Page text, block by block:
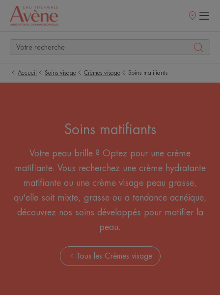
Points
Accueil Soins visage Crèmes visage Soins matifiants
Soins matifiants
Votre peau brille ? Optez pour une crème
matifiante. Vous recherchez une crème hydratante
matifiante ou une crème visage peau grasse,
qu'elle soit mixte, grasse ou a tendance acnéique,
découvrez nos soins développés pour matifier la
peau.
Tous les Crèmes visage